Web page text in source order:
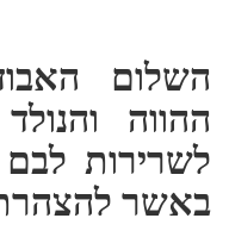
השלום
ההווה
לשרירות לבם
באשר